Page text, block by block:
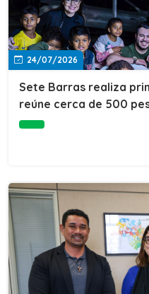
24/07/2026
Sete Barras realiza
reúne cerca de 500